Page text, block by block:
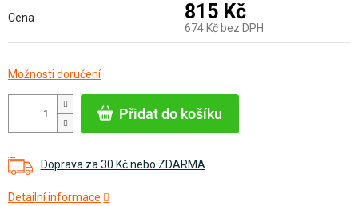
Přidat do košíku
Doprava za 30 Kč nebo ZDARMA
Detailní informace
Cena 815 Kč
674 Kč bez DPH
cena:
Možnosti doručení